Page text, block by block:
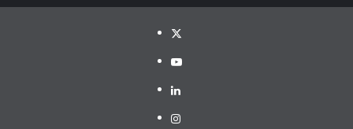
Twitter
YouTube
LinkedIn
Instagram